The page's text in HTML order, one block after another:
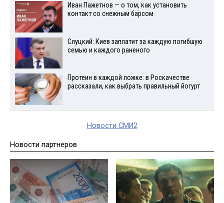
Иван Пажетнов — о том, как установить
контакт со снежным барсом
Слуцкий: Киев заплатит за каждую погибшую
семью и каждого раненого
Протеин в каждой ложке: в Роскачестве
рассказали, как выбрать правильный йогурт
Новости СМИ2
Новости партнеров